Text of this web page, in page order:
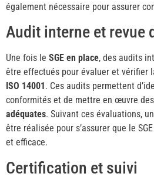
également nécessaire pour assurer
Audit interne et revue
Une fois le SGE en place, des audits
être effectués pour évaluer et vérifier
ISO 14001 . Ces audits permettent
conformités et de mettre en œuvre des
adéquates. Suivant ces évaluations,
être réalisée pour s’assurer que le
et efficace.
Certification et suivi